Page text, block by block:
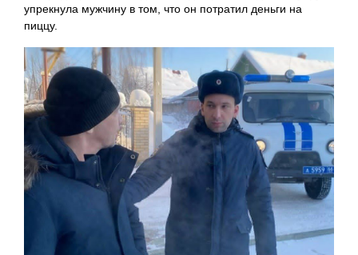
упрекнула мужчину в том, что он потратил деньги на
пиццу.